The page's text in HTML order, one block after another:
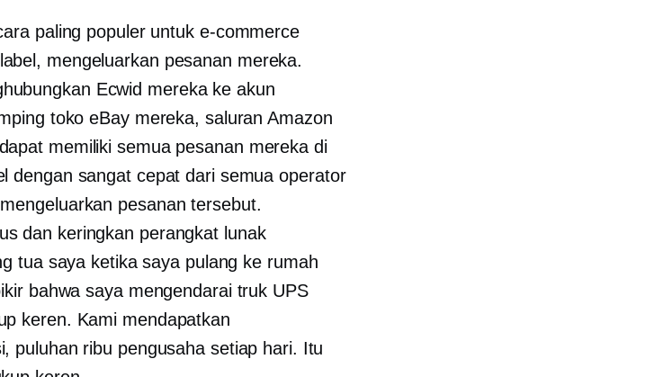
paling populer untuk e-commerce
mengeluarkan pesanan mereka.
Ecwid mereka ke akun
toko eBay mereka, saluran Amazon
memiliki semua pesanan mereka di
dengan sangat cepat dari semua operator
pesanan tersebut.
dan keringkan perangkat lunak
tua saya ketika saya pulang ke rumah
bahwa saya mengendarai truk UPS
keren. Kami mendapatkan
puluhan ribu pengusaha setiap hari. Itu